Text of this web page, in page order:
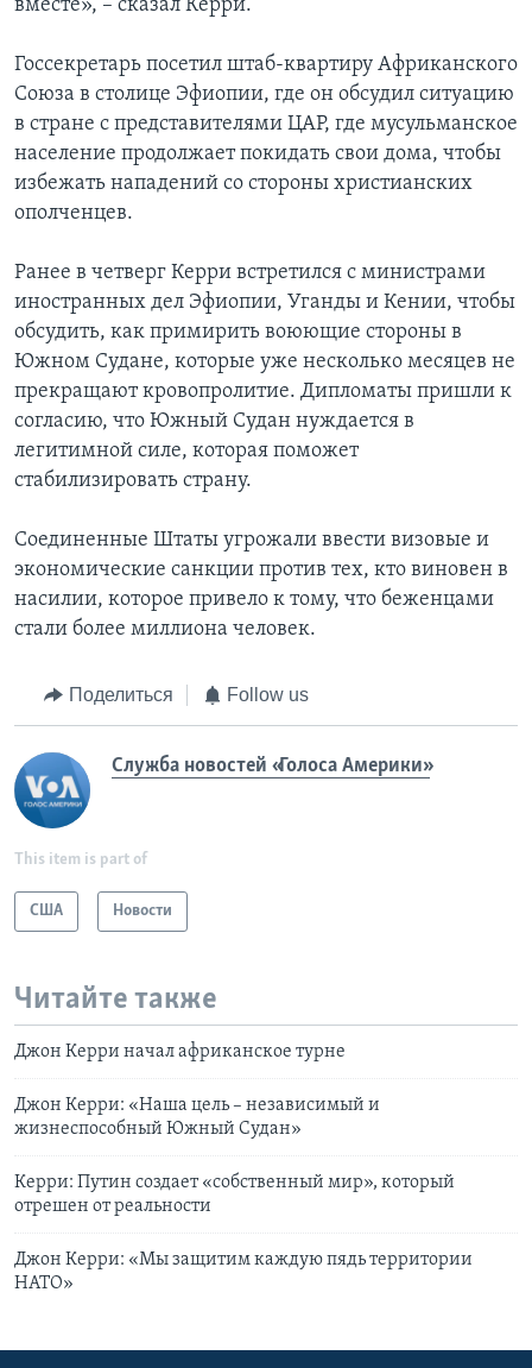
вместе», – сказал Керри.
Госсекретарь посетил штаб-квартиру Африканского
Союза в столице Эфиопии, где он обсудил ситуацию
в стране с представителями ЦАР, где мусульманское
население продолжает покидать свои дома, чтобы
избежать нападений со стороны христианских
ополченцев.
Ранее в четверг Керри встретился с министрами
иностранных дел Эфиопии, Уганды и Кении, чтобы
обсудить, как примирить воюющие стороны в
Южном Судане, которые уже несколько месяцев не
прекращают кровопролитие. Дипломаты пришли к
согласию, что Южный Судан нуждается в
легитимной силе, которая поможет
стабилизировать страну.
Соединенные Штаты угрожали ввести визовые и
экономические санкции против тех, кто виновен в
насилии, которое привело к тому, что беженцами
стали более миллиона человек.
Поделиться Follow us
Служба новостей «Голоса Америки»
This item is part of
США Новости
Читайте также
Джон Керри начал африканское турне
Джон Керри: «Наша цель – независимый и
жизнеспособный Южный Судан»
Керри: Путин создает «собственный мир», который
отрешен от реальности
Джон Керри: «Мы защитим каждую пядь территории
НАТО»